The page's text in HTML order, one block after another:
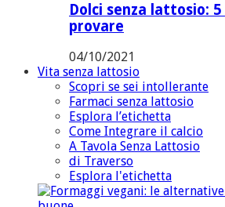
Dolci senza lattosio:
provare
04/10/2021
Vita senza lattosio
Scopri se sei intollerante
Farmaci senza lattosio
Esplora l’etichetta
Come Integrare il calcio
A Tavola Senza Lattosio
di Traverso
Esplora l'etichetta